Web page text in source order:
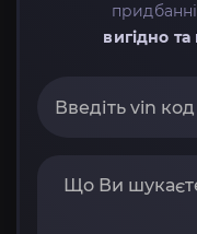
вигідно